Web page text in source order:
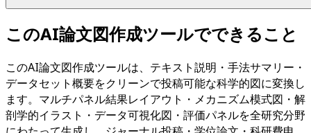
このAI論文図作成ツールでできること
このAI論文図作成ツールは、テキスト説明・手法サマリー・
データセット概要をクリーンで投稿可能な科学的図に変換し
ます。マルチパネル結果レイアウト・メカニズム模式図・解
剖学的イラスト・データ可視化図・評価パネルを全研究分野